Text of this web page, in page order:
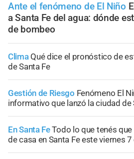
Ante el fenómeno de El Niño
a Santa Fe del agua: dónde
de bombeo
Clima Qué dice el pronóstico de
de Santa Fe
Gestión de Riesgo Fenómeno El
informativo que lanzó la ciudad de
En Santa FeTodo lo que tenés
de casa en Santa Fe este viernes